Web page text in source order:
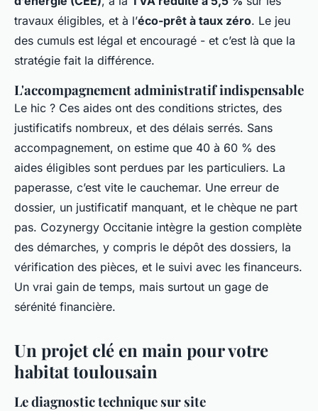
travaux éligibles, et à l’éco-prêt à taux zéro. Le jeu
des cumuls est légal et encouragé - et c’est là que la
stratégie fait la différence.
L'accompagnement administratif indispensable
Le hic ? Ces aides ont des conditions strictes, des
justificatifs nombreux, et des délais serrés. Sans
accompagnement, on estime que 40 à 60 % des
aides éligibles sont perdues par les particuliers. La
paperasse, c’est vite le cauchemar. Une erreur de
dossier, un justificatif manquant, et le chèque ne part
pas. Cozynergy Occitanie intègre la gestion complète
des démarches, y compris le dépôt des dossiers, la
vérification des pièces, et le suivi avec les financeurs.
Un vrai gain de temps, mais surtout un gage de
sérénité financière.
Un projet clé en main pour votre
habitat toulousain
Le diagnostic technique sur site